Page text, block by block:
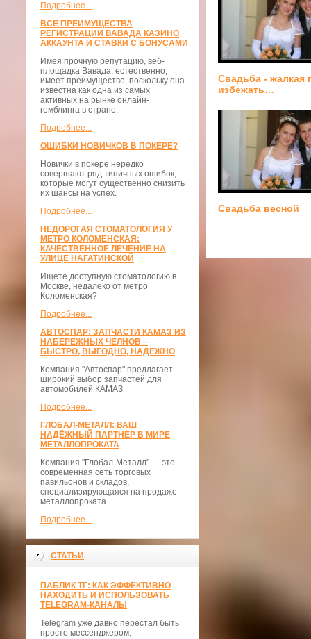
Подробнее...
ВСЕ ПРЕИМУЩЕСТВА
РЕГИСТРАЦИИ ВАВАДА КАЗИНО
АККАУНТА И СТАВКИ С БОНУСАМИ
Имея прочную репутацию, веб-
площадка Вавада, естественно,
имеет преимущество, поскольку она
известна как одна из самых
активных на рынке онлайн-
гемблинга в стране.
Подробнее...
ОШИБКИ НОВИЧКОВ В ПОКЕРЕ?
Новички в покере нередко
совершают ряд типичных ошибок,
которые могут существенно снизить
их шансы на успех.
Подробнее...
НЕДОРОГАЯ СТОМАТОЛОГИЯ У
МЕТРО КОЛОМЕНСКАЯ:
КАЧЕСТВЕННОЕ ЛЕЧЕНИЕ НА
УЛИЦЕ НАГАТИНСКОЙ
Ищете доступную стоматологию в
Москве, недалеко от метро
Коломенская?
Подробнее...
АВТОСПАР: ЗАПЧАСТИ КАМАЗ ИЗ
НАБЕРЕЖНЫХ ЧЕЛНОВ –
БЫСТРО, ВЫГОДНО, НАДЕЖНО
Компания "Автоспар" предлагает
широкий выбор запчастей для
автомобилей КАМАЗ
Подробнее...
ГЛОБАЛ-МЕТАЛЛ: ВАШ
НАДЁЖНЫЙ ПАРТНЁР В МИРЕ
МЕТАЛЛОПРОКАТА
Компания "Глобал-Металл" — это
современная сеть торговых
павильонов и складов,
специализирующаяся на продаже
металлопроката.
Подробнее...
СТАТЬИ
ПАБЛИК ТГ: КАК ЭФФЕКТИВНО
НАХОДИТЬ И ИСПОЛЬЗОВАТЬ
TELEGRAM-КАНАЛЫ
Telegram уже давно перестал быть
просто мессенджером.
Свадьба - жалкая
избежать…
Свадьба весной